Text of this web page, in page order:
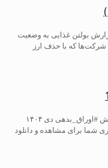
بولتن غذایی به وضعیت
که با حذف ارز
برای مشاهده و دانلود فایل کامل کلیک کنید. گزارش #اوراق_بدهی دی ۱۴۰۴
شما برای مشاهده و دانلود